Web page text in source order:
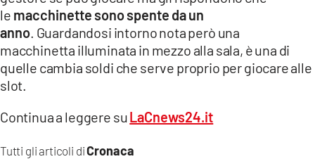
App
ANDROID
APPLE
Tutti gli articoli diCronaca
le macchinette sono spente da un
anno . Guardandosi intorno nota però una
macchinetta illuminata in mezzo alla sala, è una di
quelle cambia soldi che serve proprio per giocare alle
slot.
Continua a leggere suLaCnews24.it